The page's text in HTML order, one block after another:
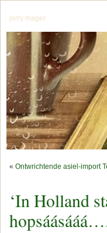
jerry mager
« Ontwrichtende asiel-import
‘In Holland